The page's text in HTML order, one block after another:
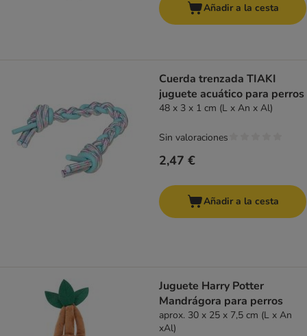
Añadir a la cesta
Cuerda trenzada TIAKI
juguete acuático para perros
48 x 3 x 1 cm (L x An x Al)
2,47 €
Sin valoraciones
Añadir a la cesta
Juguete Harry Potter
Mandrágora para perros
aprox. 30 x 25 x 7,5 cm (L x An
xAl)